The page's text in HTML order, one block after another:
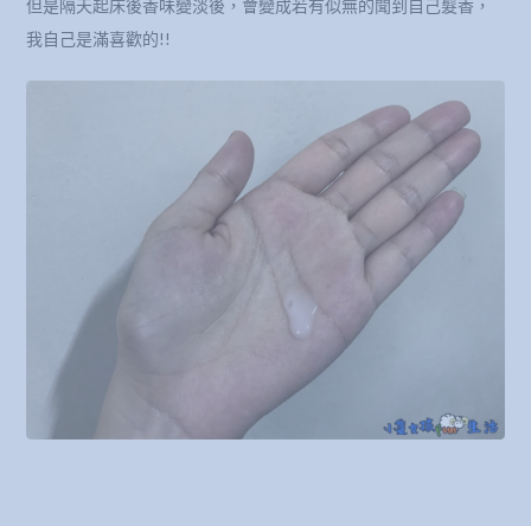
但是隔天起床後香味變淡後，會變成若有似無的聞到自己髮香，
我自己是滿喜歡的!!